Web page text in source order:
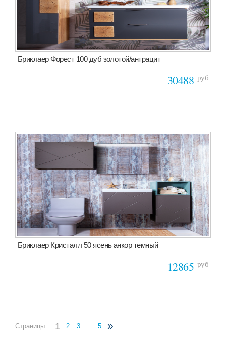
Бриклаер Форест 100 дуб золотой/антрацит
30488 руб
Бриклаер Кристалл 50 ясень анкор темный
12865 руб
Страницы: 1 2 3 5 »